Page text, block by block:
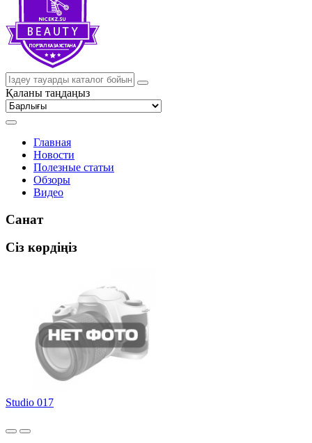
Қаланы таңдаңыз
Главная
Новости
Полезные статьи
Обзоры
Видео
Санат
Сіз көрдіңіз
Studio 017